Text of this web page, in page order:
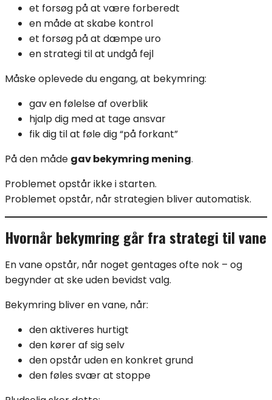
et forsøg på at være forberedt
en måde at skabe kontrol
et forsøg på at dæmpe uro
en strategi til at undgå fejl
Måske oplevede du engang, at bekymring:
gav en følelse af overblik
hjalp dig med at tage ansvar
fik dig til at føle dig “på forkant”
På den måde gav bekymring mening.
Problemet opstår ikke i starten.
Problemet opstår, når strategien bliver automatisk.
Hvornår bekymring går fra strategi til vane
En vane opstår, når noget gentages ofte nok – og
begynder at ske uden bevidst valg.
Bekymring bliver en vane, når:
den aktiveres hurtigt
den kører af sig selv
den opstår uden en konkret grund
den føles svær at stoppe